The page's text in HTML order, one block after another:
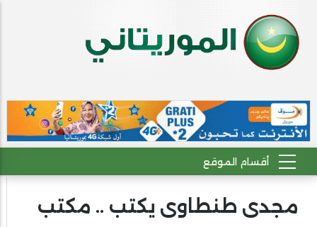
مجدى طنطاوى يكتب .. مكتب